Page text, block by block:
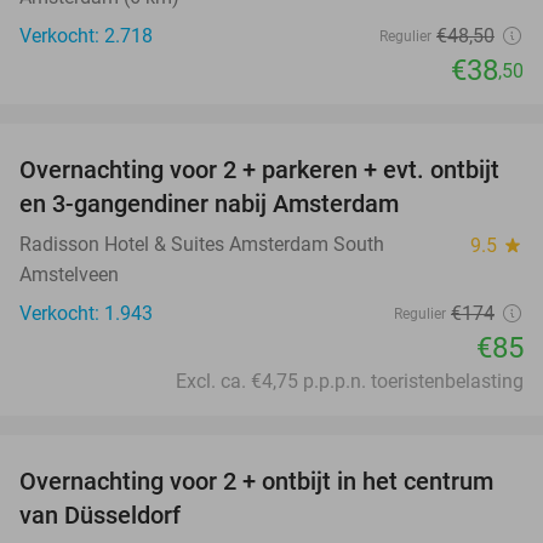
Verkocht: 2.718
Regulier €48,50
€38,50
51%
Overnachting voor 2 + parkeren + evt. ontbijt
en 3-gangendiner nabij Amsterdam
Radisson Hotel & Suites Amsterdam South 9.5 star
Amstelveen
Verkocht: 1.943
Regulier €174
€85
Excl. ca. €4,75 p.p.p.n. toeristenbelasting
41%
Overnachting voor 2 + ontbijt in het centrum
van Düsseldorf